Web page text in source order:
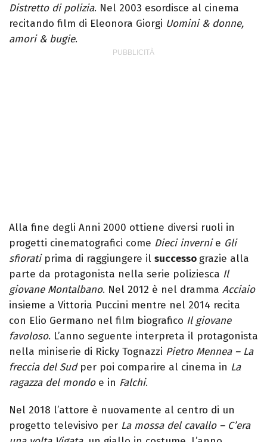
Distretto di polizia. Nel 2003 esordisce al cinema
recitando film di Eleonora Giorgi Uomini & donne,
amori & bugie.
Alla fine degli Anni 2000 ottiene diversi ruoli in
progetti cinematografici come Dieci invernie Gli
sfioratiprima di raggiungere il successo grazie alla
parte da protagonista nella serie poliziesca Il
giovane Montalbano. Nel 2012 è nel dramma Acciaio
insieme a Vittoria Puccini mentre nel 2014 recita
con Elio Germano nel film biografico Il giovane
favoloso. L’anno seguente interpreta il protagonista
nella miniserie di Ricky Tognazzi Pietro Mennea – La
freccia del Sudper poi comparire al cinema in La
ragazza del mondoe in Falchi.
Nel 2018 l’attore è nuovamente al centro di un
progetto televisivo per La mossa del cavallo – C’era